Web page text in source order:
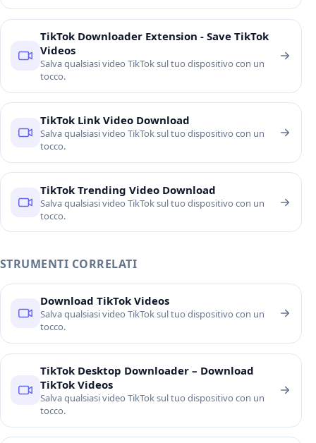
TikTok Downloader Extension - Save TikTok
Videos
Salva qualsiasi video TikTok sul tuo dispositivo con un
tocco.
TikTok Link Video Download
Salva qualsiasi video TikTok sul tuo dispositivo con un
tocco.
TikTok Trending Video Download
Salva qualsiasi video TikTok sul tuo dispositivo con un
tocco.
STRUMENTI CORRELATI
Download TikTok Videos
Salva qualsiasi video TikTok sul tuo dispositivo con un
tocco.
TikTok Desktop Downloader – Download
TikTok Videos
Salva qualsiasi video TikTok sul tuo dispositivo con un
tocco.